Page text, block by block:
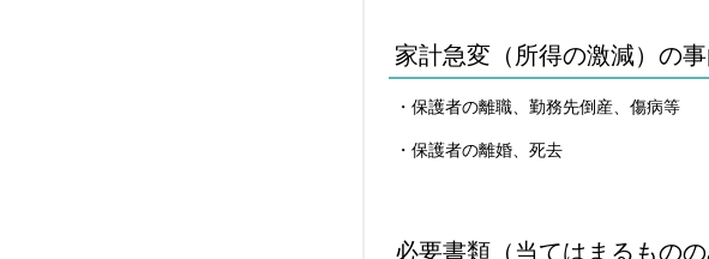
家計急変（所得の激減）の事
・保護者の離職、勤務先倒産、傷病等
・保護者の離婚、死去
必要書類（当てはまるものの